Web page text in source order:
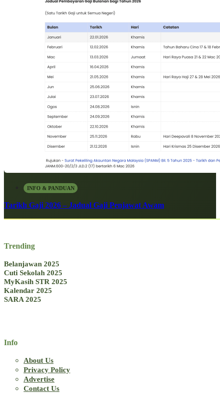
INFO & PANDUAN
Tarikh Gaji 2026 – Jadual Gaji Penjawat Awam
Trending
Belanjawan 2025
Cuti Sekolah 2025
MyKasih STR 2025
Kalendar 2025
SARA 2025
Info
About Us
Privacy Policy
Advertise
Contact Us